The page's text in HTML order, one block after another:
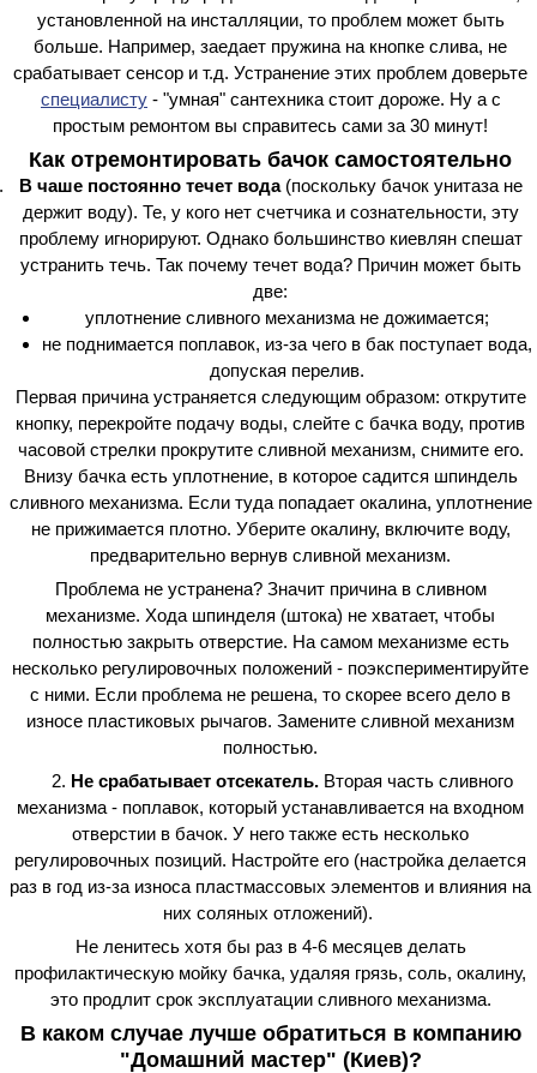
установленной на инсталляции, то проблем может быть
больше. Например, заедает пружина на кнопке слива, не
срабатывает сенсор и т.д. Устранение этих проблем доверьте
специалисту - "умная" сантехника стоит дороже. Ну а с
простым ремонтом вы справитесь сами за 30 минут!
Как отремонтировать бачок самостоятельно
В чаше постоянно течет вода(поскольку бачок унитаза не
держит воду). Те, у кого нет счетчика и сознательности, эту
проблему игнорируют. Однако большинство киевлян спешат
устранить течь. Так почему течет вода? Причин может быть
две:
уплотнение сливного механизма не дожимается;
не поднимается поплавок, из-за чего в бак поступает вода,
допуская перелив.
Первая причина устраняется следующим образом: открутите
кнопку, перекройте подачу воды, слейте с бачка воду, против
часовой стрелки прокрутите сливной механизм, снимите его.
Внизу бачка есть уплотнение, в которое садится шпиндель
сливного механизма. Если туда попадает окалина, уплотнение
не прижимается плотно. Уберите окалину, включите воду,
предварительно вернув сливной механизм.
Проблема не устранена? Значит причина в сливном
механизме. Хода шпинделя (штока) не хватает, чтобы
полностью закрыть отверстие. На самом механизме есть
несколько регулировочных положений - поэкспериментируйте
с ними. Если проблема не решена, то скорее всего дело в
износе пластиковых рычагов. Замените сливной механизм
полностью.
2. Не срабатывает отсекатель. Вторая часть сливного
механизма - поплавок, который устанавливается на входном
отверстии в бачок. У него также есть несколько
регулировочных позиций. Настройте его (настройка делается
раз в год из-за износа пластмассовых элементов и влияния на
них соляных отложений).
Не ленитесь хотя бы раз в 4-6 месяцев делать
профилактическую мойку бачка, удаляя грязь, соль, окалину,
это продлит срок эксплуатации сливного механизма.
В каком случае лучше обратиться в компанию
"Домашний мастер" (Киев)?